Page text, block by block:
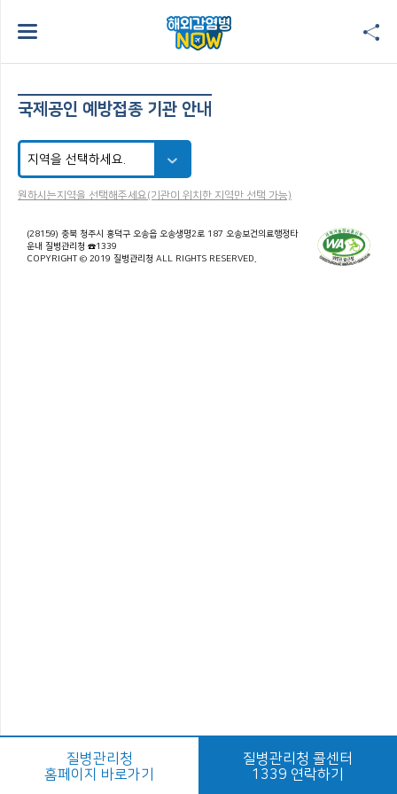
국제공인 예방접종 기관 안내
원하시는지역을 선택해주세요(기관이 위치한 지역만 선택 가능)
(28159) 충북 청주시 흥덕구 오송읍 오송생명2로 187 오송보건의료행정타
운내 질병관리청 ☎1339
COPYRIGHT © 2019 질병관리청 ALL RIGHTS RESERVED.
질병관리청
홈페이지 바로가기
질병관리청 콜센터
1339 연락하기